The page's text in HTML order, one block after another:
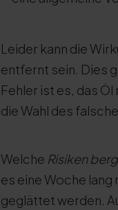
Leider kann die
entfernt sein. Dies
Fehler ist es, das
die Wahl des
Welche Risiken
es eine Woche
geglättet werden.